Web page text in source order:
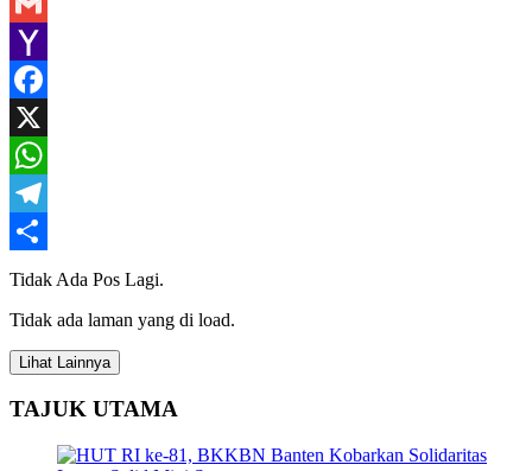
Gmail
Yahoo
Mail
Facebook
X
WhatsApp
Telegram
Share
Tidak Ada Pos Lagi.
Tidak ada laman yang di load.
Lihat Lainnya
TAJUK UTAMA